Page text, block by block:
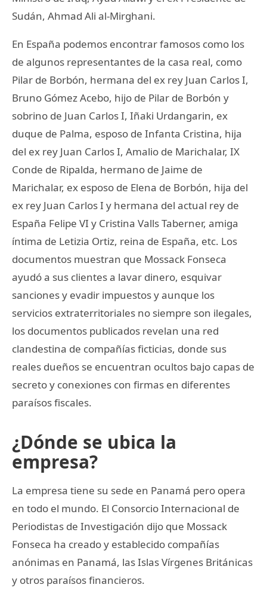
Sudán, Ahmad Ali al-Mirghani.
En España podemos encontrar famosos como los
de algunos representantes de la casa real, como
Pilar de Borbón, hermana del ex rey Juan Carlos I,
Bruno Gómez Acebo, hijo de Pilar de Borbón y
sobrino de Juan Carlos I, Iñaki Urdangarin, ex
duque de Palma, esposo de Infanta Cristina, hija
del ex rey Juan Carlos I, Amalio de Marichalar, IX
Conde de Ripalda, hermano de Jaime de
Marichalar, ex esposo de Elena de Borbón, hija del
ex rey Juan Carlos I y hermana del actual rey de
España Felipe VI y Cristina Valls Taberner, amiga
íntima de Letizia Ortiz, reina de España, etc. Los
documentos muestran que Mossack Fonseca
ayudó a sus clientes a lavar dinero, esquivar
sanciones y evadir impuestos y aunque los
servicios extraterritoriales no siempre son ilegales,
los documentos publicados revelan una red
clandestina de compañías ficticias, donde sus
reales dueños se encuentran ocultos bajo capas de
secreto y conexiones con firmas en diferentes
paraísos fiscales.
¿Dónde se ubica la
empresa?
La empresa tiene su sede en Panamá pero opera
en todo el mundo. El Consorcio Internacional de
Periodistas de Investigación dijo que Mossack
Fonseca ha creado y establecido compañías
anónimas en Panamá, las Islas Vírgenes Británicas
y otros paraísos financieros.